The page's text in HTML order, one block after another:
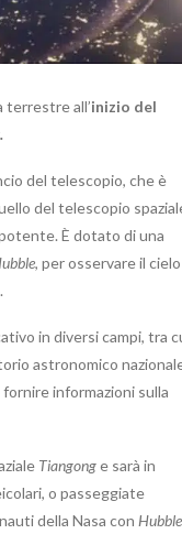
terrestre all’inizio del
del telescopio, che è
del telescopio
È dotato di una
, per osservare il cielo
in diversi campi, tra
astronomico
informazioni sulla
Tiangonge sarà in
o passeggiate
della Nasa con Hubble